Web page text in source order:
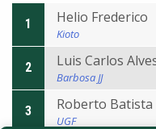
1 Helio Frederico
Kioto
2 Luis Carlos
Barbosa JJ
3 Roberto Batista
UGF